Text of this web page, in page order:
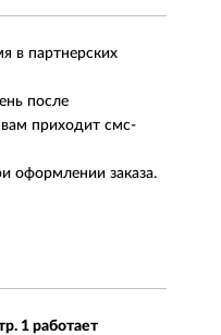
в партнерских
после
приходит смс-
оформлении заказа.
1 работает